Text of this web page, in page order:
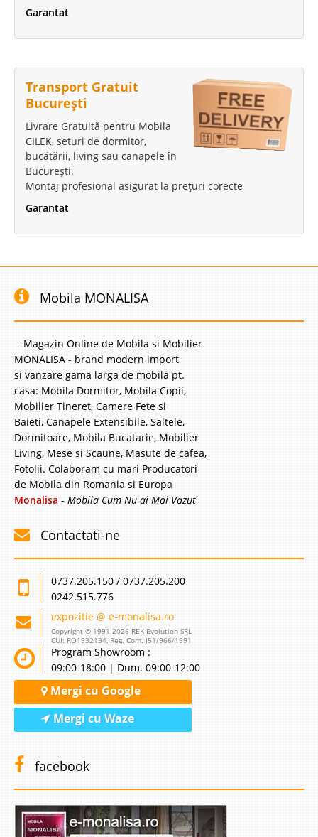
Garantat
Transport Gratuit
București
Livrare Gratuită pentru Mobila
CILEK, seturi de dormitor,
bucătării, living sau canapele în
București.
Montaj profesional asigurat la prețuri corecte
Garantat
Mobila MONALISA
- Magazin Online de Mobila si Mobilier
MONALISA - brand modern import
si vanzare gama larga de mobila pt.
casa: Mobila Dormitor, Mobila Copii,
Mobilier Tineret, Camere Fete si
Baieti, Canapele Extensibile, Saltele,
Dormitoare, Mobila Bucatarie, Mobilier
Living, Mese si Scaune, Masute de cafea,
Fotolii. Colaboram cu mari Producatori
de Mobila din Romania si Europa
Monalisa - Mobila Cum Nu ai Mai Vazut
Contactati-ne
0737.205.150 / 0737.205.200
0242.515.776
expozitie @ e-monalisa.ro
Copyright © 1991-2026 REK Evolution SRL
CUI: RO1932134, Reg. Com. J51/966/1991
Program Showroom :
09:00-18:00 | Dum. 09:00-12:00
Mergi cu Google
Mergi cu Waze
facebook